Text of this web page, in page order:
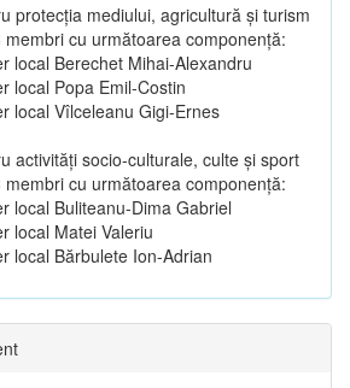
protecţia mediului, agricultură şi turism
cu următoarea componenţă:
local Berechet Mihai-Alexandru
local Popa Emil-Costin
local Vîlceleanu Gigi-Ernes
activităţi socio-culturale, culte şi sport
cu următoarea componenţă:
local Buliteanu-Dima Gabriel
local Matei Valeriu
local Bărbulete Ion-Adrian